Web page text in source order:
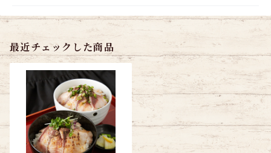
最近チェックした商品